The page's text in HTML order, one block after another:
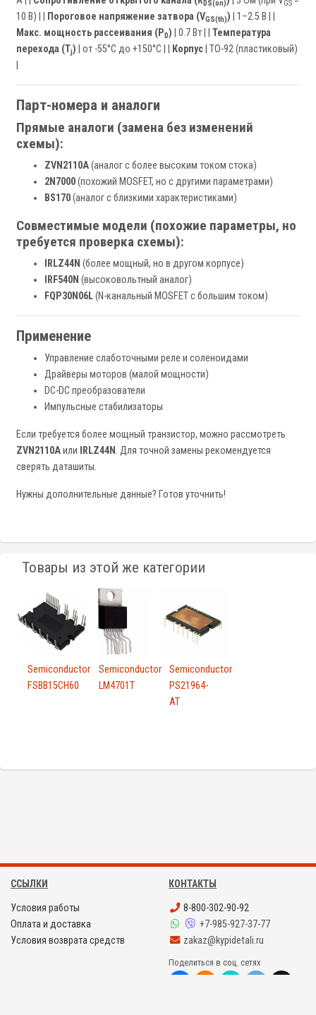
DS(on) GS
10 В) | |
Пороговое напряжение затвора (VGS(th)) | 1–2.5 В | |
Макс. мощность рассеивания (PD) | 0.7 Вт | | Температура
перехода (Tj) | от -55°C до +150°C | | Корпус | TO-92 (пластиковый)
Парт-номера и аналоги
Прямые аналоги (замена без изменений
схемы):
ZVN2110A(аналог с более высоким током стока)
2N7000(похожий MOSFET, но с другими параметрами)
BS170(аналог с близкими характеристиками)
Совместимые модели (похожие параметры, но
требуется проверка схемы):
IRLZ44N (более мощный, но в другом корпусе)
IRF540N (высоковольтный аналог)
FQP30N06L(N-канальный MOSFET с большим током)
Применение
Управление слаботочными реле и соленоидами
Драйверы моторов (малой мощности)
DC-DC преобразователи
Импульсные стабилизаторы
Если требуется более мощный транзистор, можно рассмотреть
ZVN2110Aили IRLZ44N . Для точной замены рекомендуется
сверять даташиты.
Нужны дополнительные данные? Готов уточнить!
Товары из этой же категории
Semiconductor
FSBB15CH60
Semiconductor
LM4701T
Semiconductor
PS21964-
AT
ССЫЛКИ
Условия работы
Оплата и доставка
Условия возврата средств
КОНТАКТЫ
8-800-302-90-92
+7-985-927-37-77
zakaz@kypidetali.ru
Поделиться в соц. сетях